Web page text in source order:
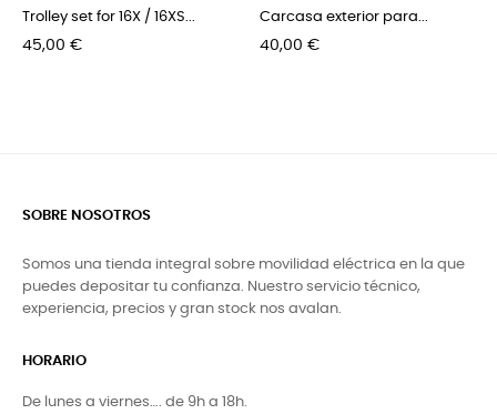
Trolley set for 16X / 16XS...
Precio
45,00 €
Carcasa exterior para...
Precio
40,00 €
SOBRE NOSOTROS
Somos una tienda integral sobre movilidad eléctrica en la que
puedes depositar tu confianza. Nuestro servicio técnico,
experiencia, precios y gran stock nos avalan.
HORARIO
De lunes a viernes…. de 9h a 18h.